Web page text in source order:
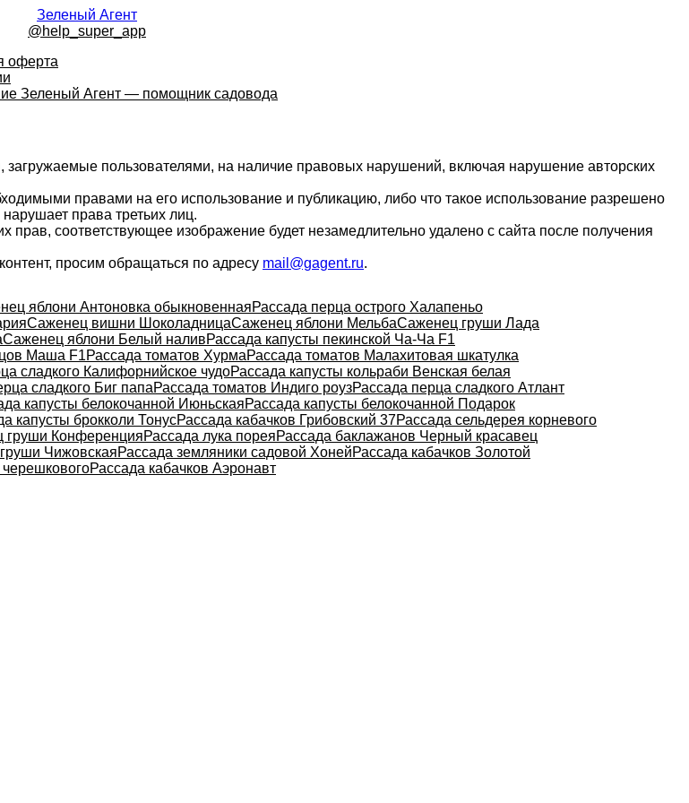
Зеленый Агент
@help_super_app
оферта
Зеленый Агент — помощник садовода
пользователями, на наличие правовых нарушений, включая нарушение авторских
правами на его использование и публикацию, либо что такое использование разрешено
права третьих лиц.
прав, соответствующее изображение будет незамедлительно удалено с сайта после получения
просим обращаться по адресу mail@gagent.ru.
яблони Антоновка обыкновеннаяРассада перца острого Халапеньо
Саженец вишни ШоколадницаСаженец яблони МельбаСаженец груши Лада
Саженец яблони Белый наливРассада капусты пекинской Ча-Ча F1
Маша F1Рассада томатов ХурмаРассада томатов Малахитовая шкатулка
сладкого Калифорнийское чудоРассада капусты кольраби Венская белая
сладкого Биг папаРассада томатов Индиго роузРассада перца сладкого Атлант
капусты белокочанной ИюньскаяРассада капусты белокочанной Подарок
капусты брокколи ТонусРассада кабачков Грибовский 37Рассада сельдерея корневого
груши КонференцияРассада лука пореяРассада баклажанов Черный красавец
ЧижовскаяРассада земляники садовой ХонейРассада кабачков Золотой
Рассада кабачков Аэронавт